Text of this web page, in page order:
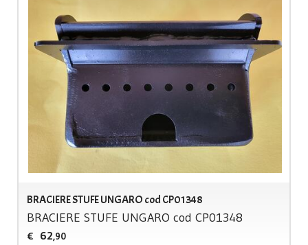
BRACIERE STUFE UNGARO cod CP01348
BRACIERE STUFE UNGARO cod CP01348
€ 62,90